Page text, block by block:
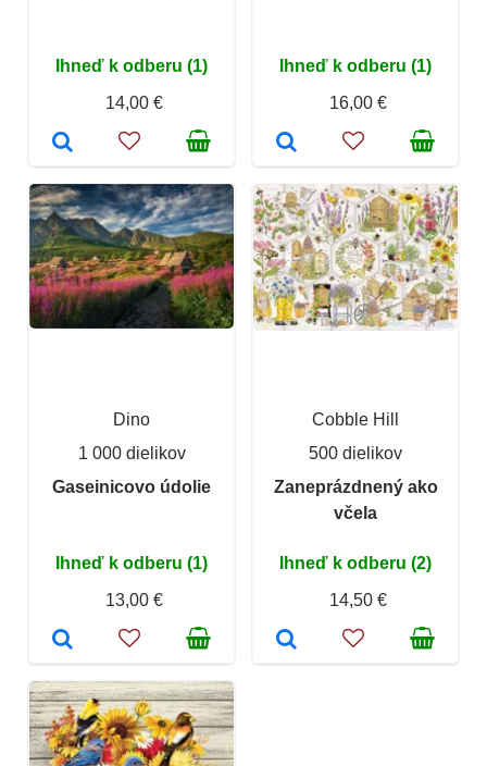
Ihneď k odberu (1)
14,00 €
Ihneď k odberu (1)
16,00 €
Dino
1 000 dielikov
Gaseinicovo údolie
Ihneď k odberu (1)
13,00 €
Cobble Hill
500 dielikov
Zaneprázdnený ako
včela
Ihneď k odberu (2)
14,50 €